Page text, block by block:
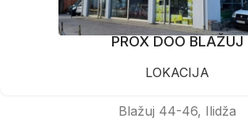
PROX DOO BLAŽUJ
LOKACIJA
Blažuj 44-46, Ilidža